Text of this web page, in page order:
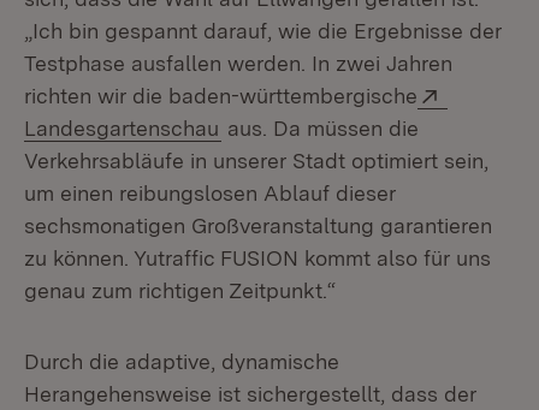
„Ich bin gespannt darauf, wie die Ergebnisse der
Testphase ausfallen werden. In zwei Jahren
richten wir die baden-württembergische
Landesgartenschau (Öffnet in neuem Fenster)
aus. Da müssen die
Verkehrsabläufe in unserer Stadt optimiert sein,
um einen reibungslosen Ablauf dieser
sechsmonatigen Großveranstaltung garantieren
zu können. Yutraffic FUSION kommt also für uns
genau zum richtigen Zeitpunkt.“
Durch die adaptive, dynamische
Herangehensweise ist sichergestellt, dass der